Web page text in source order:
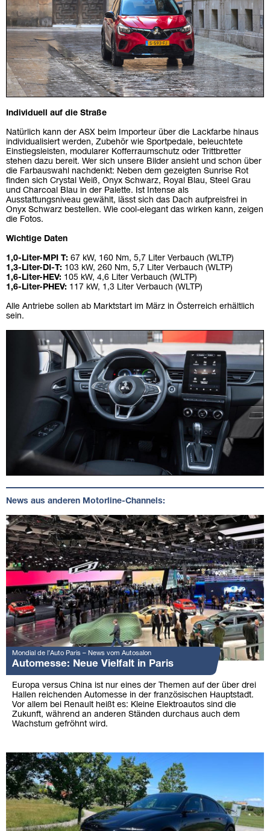
Individuell auf die Straße
Natürlich kann der ASX beim Importeur über die Lackfarbe hinaus
individualisiert werden, Zubehör wie Sportpedale, beleuchtete
Einstiegsleisten, modularer Kofferraumschutz oder Trittbretter
stehen dazu bereit. Wer sich unsere Bilder ansieht und schon über
die Farbauswahl nachdenkt: Neben dem gezeigten Sunrise Rot
finden sich Crystal Weiß, Onyx Schwarz, Royal Blau, Steel Grau
und Charcoal Blau in der Palette. Ist Intense als
Ausstattungsniveau gewählt, lässt sich das Dach aufpreisfrei in
Onyx Schwarz bestellen. Wie cool-elegant das wirken kann, zeigen
die Fotos.
Wichtige Daten
1,0-Liter-MPI T: 67 kW, 160 Nm, 5,7 Liter Verbauch (WLTP)
1,3-Liter-DI-T: 103 kW, 260 Nm, 5,7 Liter Verbauch (WLTP)
1,6-Liter-HEV: 105 kW, 4,6 Liter Verbauch (WLTP)
1,6-Liter-PHEV: 117 kW, 1,3 Liter Verbauch (WLTP)
Alle Antriebe sollen ab Marktstart im März in Österreich erhältlich
sein.
News aus anderen Motorline-Channels:
Mondial de l’Auto Paris – News vom Autosalon
Automesse: Neue Vielfalt in Paris
Europa versus China ist nur eines der Themen auf der über drei
Hallen reichenden Automesse in der französischen Hauptstadt.
Vor allem bei Renault heißt es: Kleine Elektroautos sind die
Zukunft, während an anderen Ständen durchaus auch dem
Wachstum gefröhnt wird.